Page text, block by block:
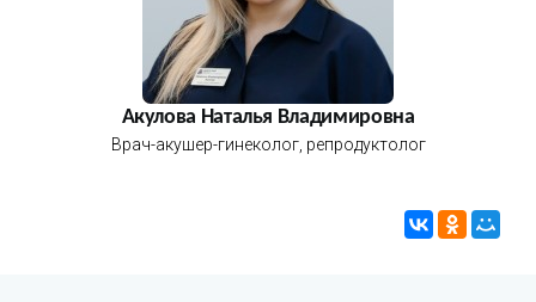
Акулова Наталья Владимировна
Врач-акушер-гинеколог, репродуктолог